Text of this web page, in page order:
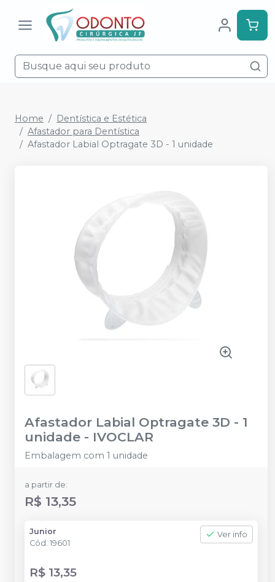
Home
Dentística e Estética
Afastador para Dentística
Afastador Labial Optragate 3D - 1 unidade
Afastador Labial Optragate 3D - 1
unidade - IVOCLAR
Embalagem com 1 unidade
a partir de:
R$ 13,35
Junior
Cód. 19601
Ver info
R$ 13,35